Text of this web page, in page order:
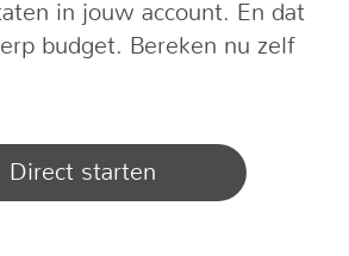
in jouw account. En dat
budget. Bereken nu zelf
Direct starten